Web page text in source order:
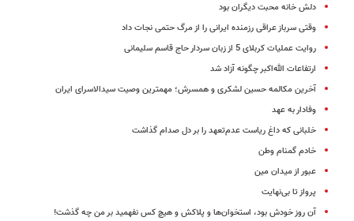
دلش خانه محبت دیگران بود
وقتی سرباز عراقی رزمنده ایرانی را از مرگ حتمی نجات داد
روایت عملیات کربلای 5 از زبان سردار حاج قاسم سلیمانی
ارتفاعات الله‌اکبر چگونه آزاد شد
آخرین مکالمه حسین لشکری و همسرش؛ مهمترین وصیت سیدالاسرای ایران
وفادار به عهد
خلبانی که داغ ریاست عدم‌تعهد را بر دل صدام گذاشت
خادم گمنام وطن
عبور از میدان مین
پرواز تا بی‌نهایت
آن روز خودش بود، استخوان‌ها و پلاکش و هیچ کس نفهمید بر من چه گذشت!